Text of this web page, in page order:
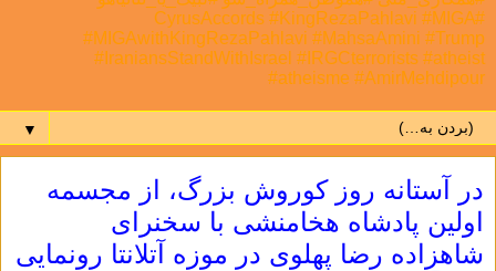
#CyrusAccords #KingRezaPahlavi #MIGA
#MIGAwithKingRezaPahlavi #MahsaAmini #Trump
#IraniansStandWithIsrael #IRGCterrorists #atheist
#atheisme #AmirMehdipour
▼
در آستانه روز کوروش بزرگ، از مجسمه
اولین پادشاه هخامنشی با سخنرای
شاهزاده رضا پهلوی در موزه آتلانتا رونمایی